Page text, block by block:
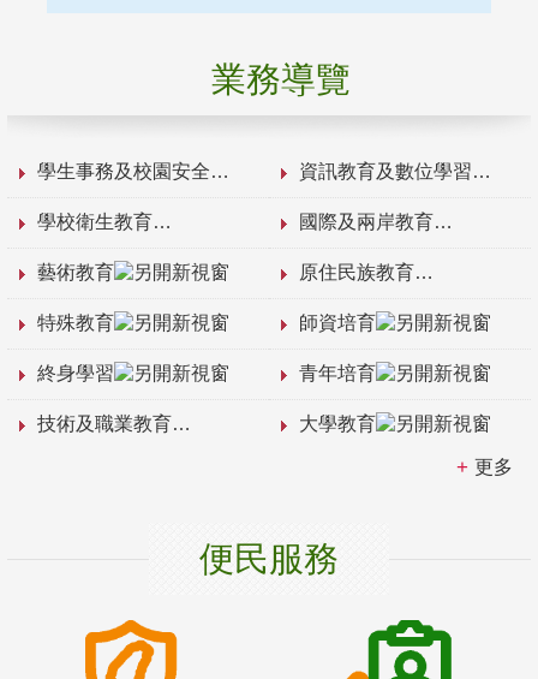
業務導覽
學生事務及校園安全 資訊教育及數位學習
學校衛生教育 國際及兩岸教育
藝術教育 原住民族教育
特殊教育 師資培育
終身學習 青年培育
技術及職業教育 大學教育
更多
便民服務